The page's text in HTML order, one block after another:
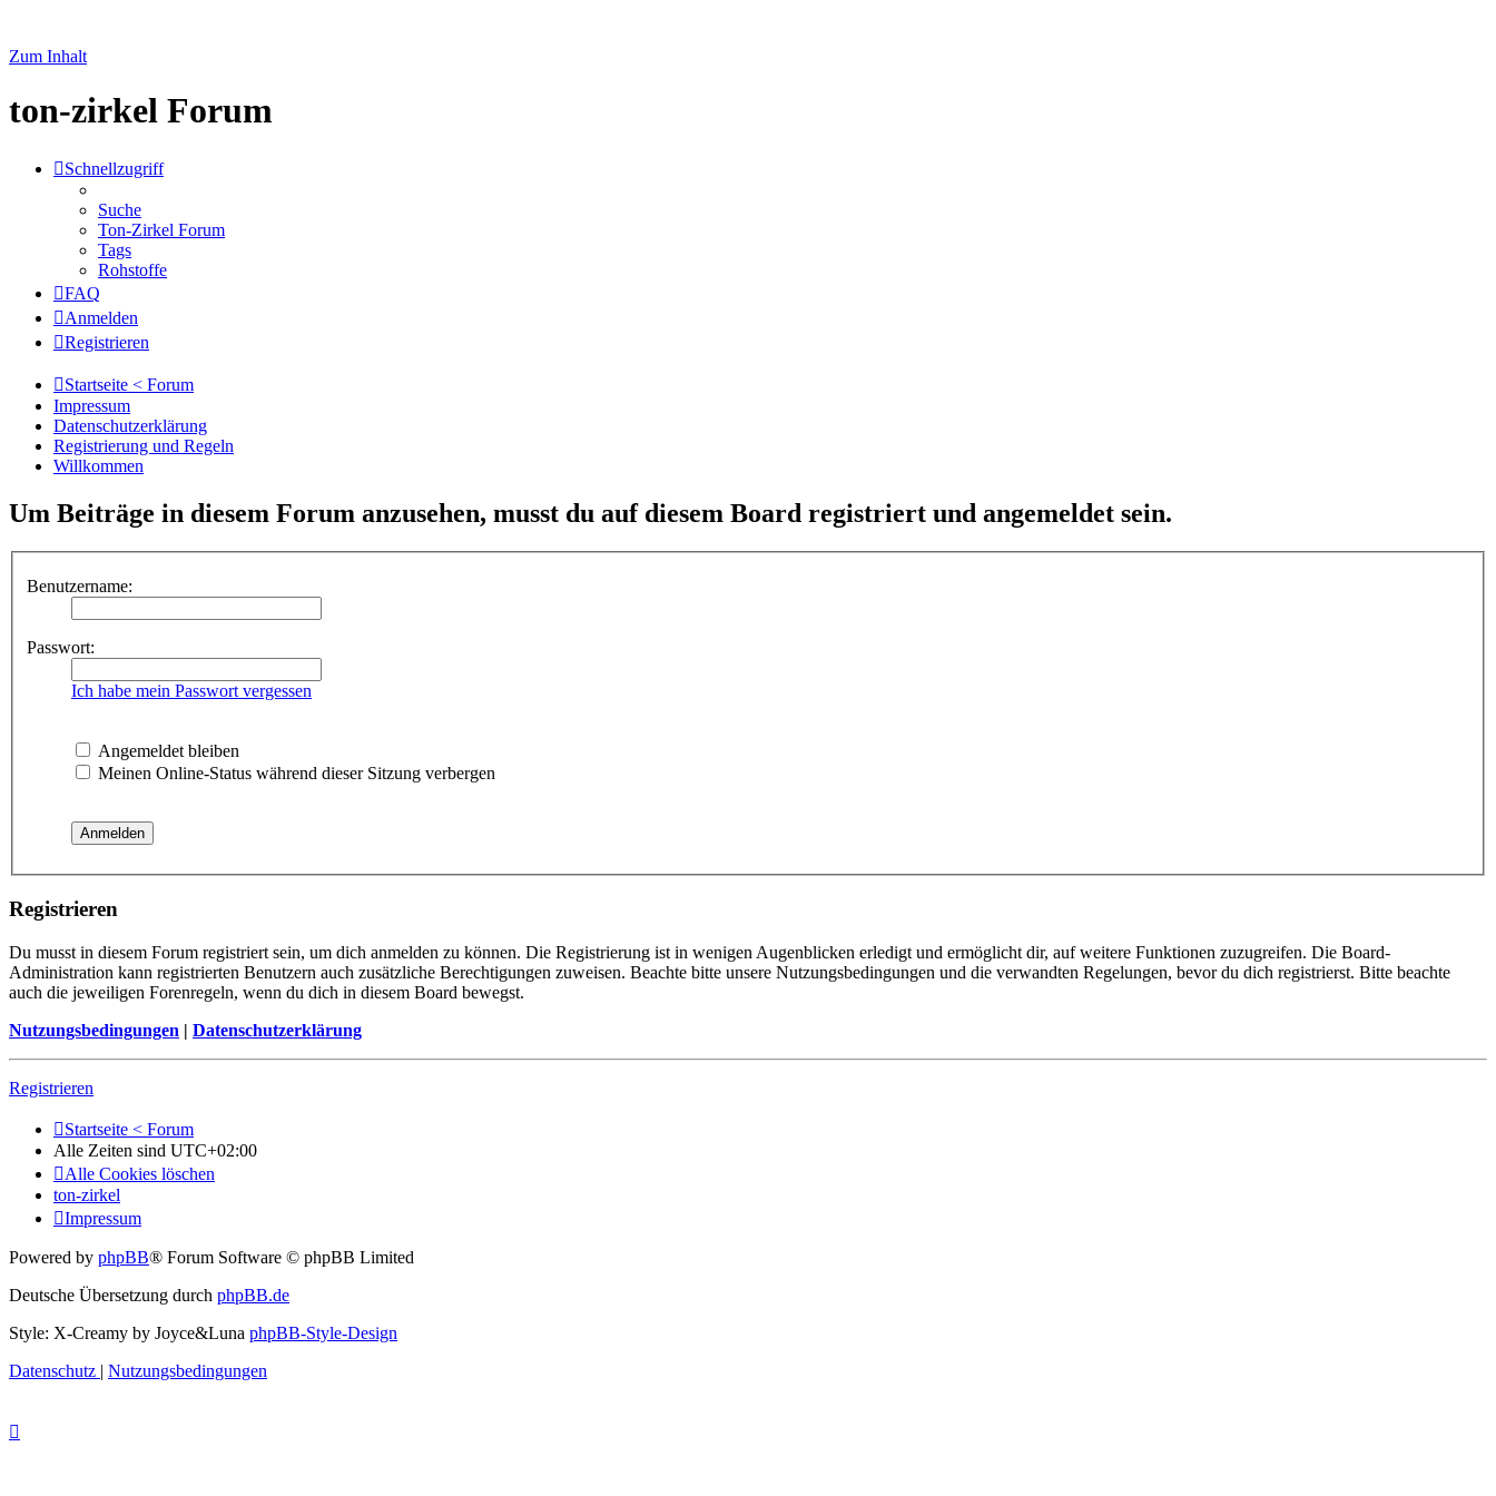
Zum Inhalt
ton-zirkel Forum
Schnellzugriff
Suche
Ton-Zirkel Forum
Tags
Rohstoffe
FAQ
Anmelden
Registrieren
Startseite < Forum
Impressum
Datenschutzerklärung
Registrierung und Regeln
Willkommen
Um Beiträge in diesem Forum anzusehen, musst du auf diesem Board registriert und angemeldet sein.
Benutzername:
Passwort:
Ich habe mein Passwort vergessen
Angemeldet bleiben
Meinen Online-Status während dieser Sitzung verbergen
Registrieren
Du musst in diesem Forum registriert sein, um dich anmelden zu können. Die Registrierung ist in wenigen Augenblicken erledigt und ermöglicht dir, auf weitere Funktionen zuzugreifen. Die Board-
Administration kann registrierten Benutzern auch zusätzliche Berechtigungen zuweisen. Beachte bitte unsere Nutzungsbedingungen und die verwandten Regelungen, bevor du dich registrierst. Bitte beachte
auch die jeweiligen Forenregeln, wenn du dich in diesem Board bewegst.
Nutzungsbedingungen | Datenschutzerklärung
Registrieren
Startseite < Forum
Alle Zeiten sind UTC+02:00
Alle Cookies löschen
ton-zirkel
Impressum
Powered by phpBB® Forum Software © phpBB Limited
Deutsche Übersetzung durch phpBB.de
Style: X-Creamy by Joyce&Luna phpBB-Style-Design
Datenschutz | Nutzungsbedingungen